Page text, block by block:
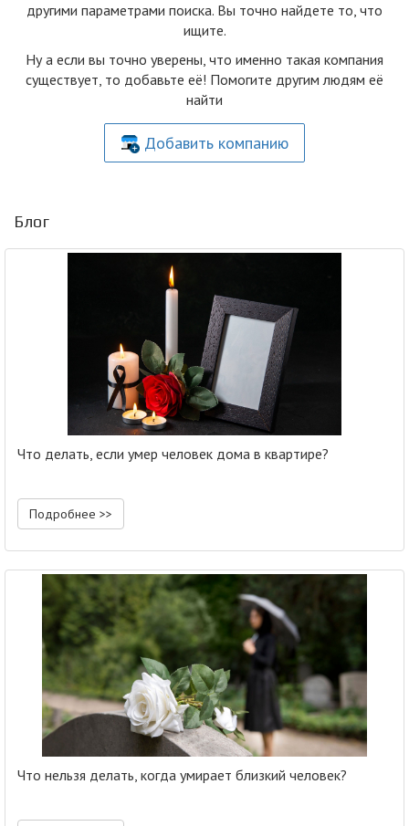
другими параметрами поиска. Вы точно найдете то, что
ищите.
Ну а если вы точно уверены, что именно такая компания
существует, то добавьте её! Помогите другим людям её
найти
Добавить компанию
Блог
Что делать, если умер человек дома в квартире?
Подробнее >>
Что нельзя делать, когда умирает близкий человек?